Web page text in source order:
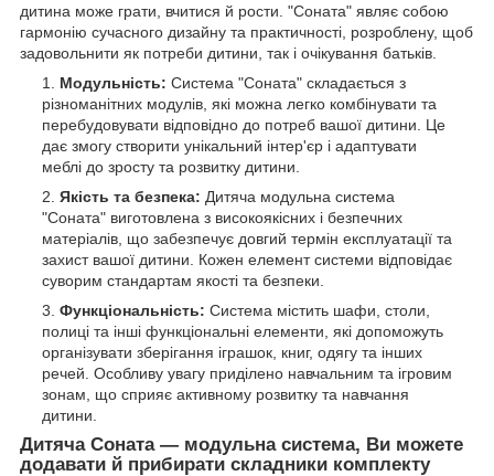
дитина може грати, вчитися й рости. "Соната" являє собою
гармонію сучасного дизайну та практичності, розроблену, щоб
задовольнити як потреби дитини, так і очікування батьків.
Модульність: Система "Соната" складається з
різноманітних модулів, які можна легко комбінувати та
перебудовувати відповідно до потреб вашої дитини. Це
дає змогу створити унікальний інтер'єр і адаптувати
меблі до зросту та розвитку дитини.
Якість та безпека: Дитяча модульна система
"Соната" виготовлена з високоякісних і безпечних
матеріалів, що забезпечує довгий термін експлуатації та
захист вашої дитини. Кожен елемент системи відповідає
суворим стандартам якості та безпеки.
Функціональність: Система містить шафи, столи,
полиці та інші функціональні елементи, які допоможуть
організувати зберігання іграшок, книг, одягу та інших
речей. Особливу увагу приділено навчальним та ігровим
зонам, що сприяє активному розвитку та навчання
дитини.
Дитяча Соната — модульна система, Ви можете
додавати й прибирати складники комплекту